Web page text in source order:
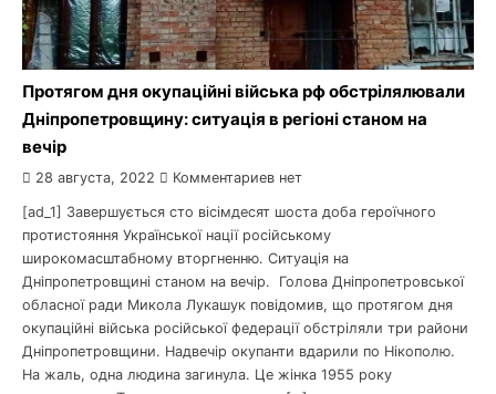
Протягом дня окупаційні війська рф обстрілялювали
Дніпропетровщину: ситуація в регіоні станом на
вечір
28 августа, 2022 Комментариев нет
[ad_1] Завершується сто вісімдесят шоста доба героїчного
протистояння Української нації російському
широкомасштабному вторгненню. Ситуація на
Дніпропетровщині станом на вечір. Голова Дніпропетровської
обласної ради Микола Лукашук повідомив, що протягом дня
окупаційні війська російської федерації обстріляли три райони
Дніпропетровщини. Надвечір окупанти вдарили по Нікополю.
На жаль, одна людина загинула. Це жінка 1955 року